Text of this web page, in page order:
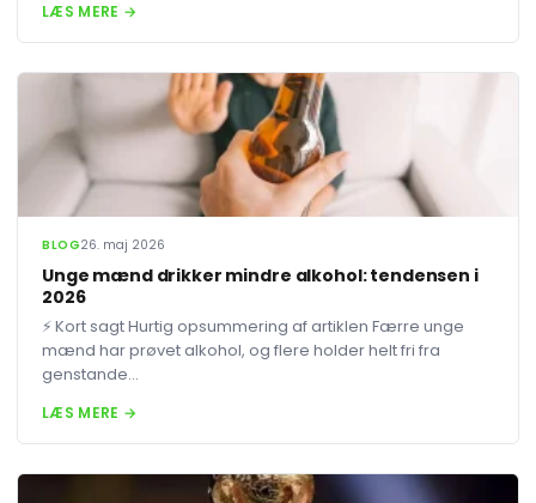
LÆS MERE →
BLOG26. maj 2026
Unge mænd drikker mindre alkohol: tendensen i
2026
⚡ Kort sagt Hurtig opsummering af artiklen Færre unge
mænd har prøvet alkohol, og flere holder helt fri fra
genstande...
LÆS MERE →